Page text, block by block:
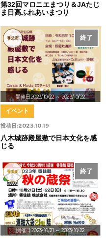
第32回マロニエまつり＆JAたじ
ま日高ふれあいまつり
開催日:2023/10/22～ 2023/10/22
終了
養父市
投稿日:2023.10.19
イベント
八木城跡殿屋敷で日本文化を感
じる
開催日:2023/10/21 ～ 2023/10/22
終了
香美町